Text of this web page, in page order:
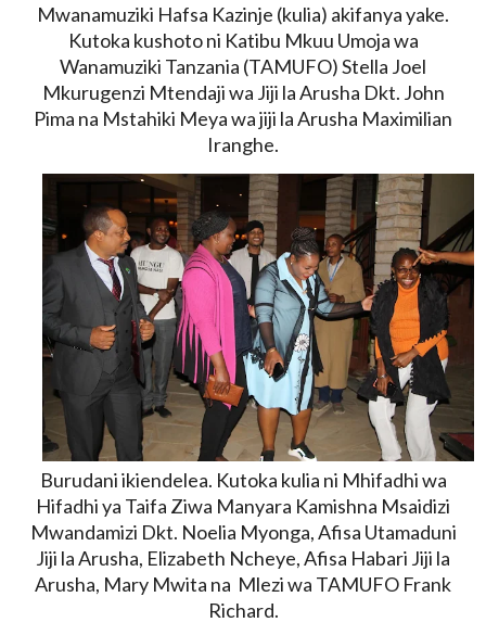
Mwanamuziki Hafsa Kazinje (kulia) akifanya yake.
Kutoka kushoto ni Katibu Mkuu Umoja wa
Wanamuziki Tanzania (TAMUFO) Stella Joel
Mkurugenzi Mtendaji wa Jiji la Arusha Dkt. John
Pima na Mstahiki Meya wa jiji la Arusha Maximilian
Iranghe.
Burudani ikiendelea. Kutoka kulia ni Mhifadhi wa
Hifadhi ya Taifa Ziwa Manyara Kamishna Msaidizi
Mwandamizi Dkt. Noelia Myonga, Afisa Utamaduni
Jiji la Arusha, Elizabeth Ncheye, Afisa Habari Jiji la
Arusha, Mary Mwita na Mlezi wa TAMUFO Frank
Richard.